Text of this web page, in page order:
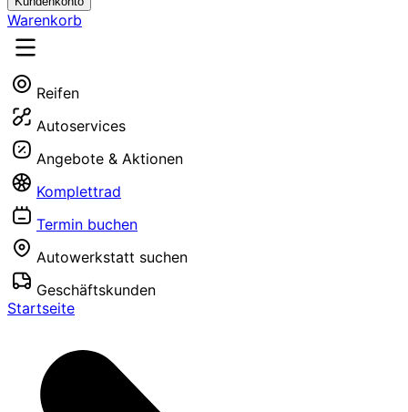
Warenkorb
Reifen
Autoservices
Angebote & Aktionen
Komplettrad
Termin buchen
Autowerkstatt suchen
Geschäftskunden
Startseite